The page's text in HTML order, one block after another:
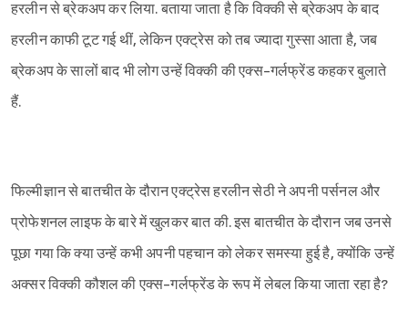
हरलीन से ब्रेकअप कर लिया. बताया जाता है कि विक्की से ब्रेकअप के बाद
हरलीन काफी टूट गई थीं, लेकिन एक्ट्रेस को तब ज्यादा गुस्सा आता है, जब
ब्रेकअप के सालों बाद भी लोग उन्हें विक्की की एक्स-गर्लफ्रेंड कहकर बुलाते
हैं.
फिल्मीज्ञान से बातचीत के दौरान एक्ट्रेस हरलीन सेठी ने अपनी पर्सनल और
प्रोफेशनल लाइफ के बारे में खुलकर बात की. इस बातचीत के दौरान जब उनसे
पूछा गया कि क्या उन्हें कभी अपनी पहचान को लेकर समस्या हुई है, क्योंकि उन्हें
अक्सर विक्की कौशल की एक्स-गर्लफ्रेंड के रूप में लेबल किया जाता रहा है?